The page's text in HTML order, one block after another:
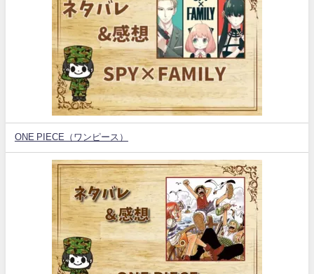
ONE PIECE（ワンピース）